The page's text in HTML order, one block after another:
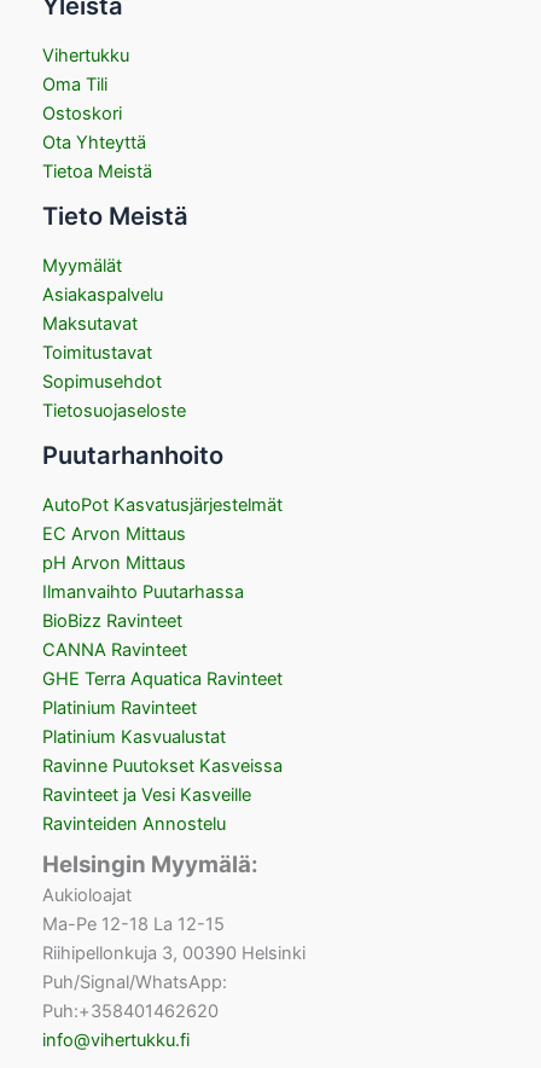
Yleistä
Vihertukku
Oma Tili
Ostoskori
Ota Yhteyttä
Tietoa Meistä
Tieto Meistä
Myymälät
Asiakaspalvelu
Maksutavat
Toimitustavat
Sopimusehdot
Tietosuojaseloste
Puutarhanhoito
AutoPot Kasvatusjärjestelmät
EC Arvon Mittaus
pH Arvon Mittaus
Ilmanvaihto Puutarhassa
BioBizz Ravinteet
CANNA Ravinteet
GHE Terra Aquatica Ravinteet
Platinium Ravinteet
Platinium Kasvualustat
Ravinne Puutokset Kasveissa
Ravinteet ja Vesi Kasveille
Ravinteiden Annostelu
Helsingin Myymälä:
Aukioloajat
Ma-Pe 12-18 La 12-15
Riihipellonkuja 3, 00390 Helsinki
Puh/Signal/WhatsApp:
Puh:+358401462620
info@vihertukku.fi